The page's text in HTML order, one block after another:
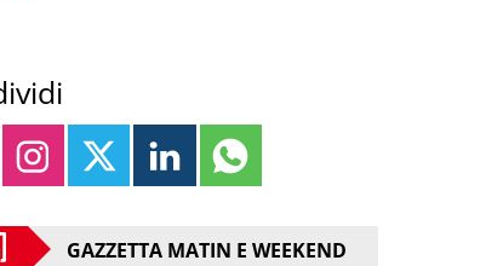
GAZZETTA MATIN E WEEKEND